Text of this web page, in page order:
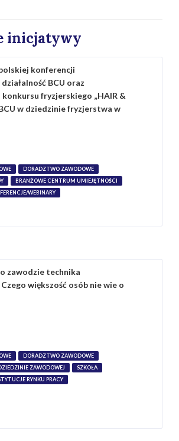
inicjatywy
konferencji
BCU oraz
fryzjerskiego „HAIR &
w dziedzinie fryzjerstwa w
DORADZTWO ZAWODOWE
BRANŻOWE CENTRUM UMIEJĘTNOŚCI
WEBINARY
zawodzie technika
większość osób nie wie o
DORADZTWO ZAWODOWE
ZAWODOWEJ
SZKOŁA
RYNKU PRACY